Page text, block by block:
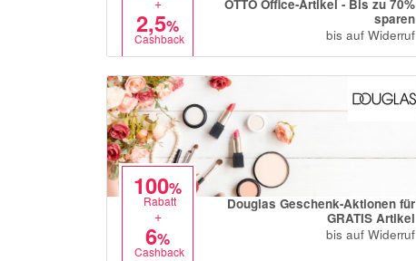
2,5%
Cashback
OTTO Office-Artikel - Bis zu 70%
sparen
bis auf Widerruf
100%
Rabatt
+
6%
Cashback
Douglas Geschenk-Aktionen für
GRATIS Artikel
bis auf Widerruf